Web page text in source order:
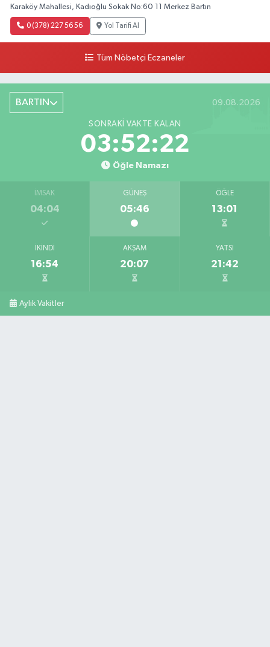
Karaköy Mahallesi, Kadıoğlu Sokak No:60 11 Merkez Bartın
0 (378) 227 56 56 Yol Tarifi Al
Tüm Nöbetçi Eczaneler
BARTIN 09.08.2026
SONRAKI VAKTE KALAN
03:52:21
Öğle Namazı
İMSAK
04:04
GÜNEŞ
05:46
ÖĞLE
13:01
İKINDI
16:54
AKŞAM
20:07
YATSI
21:42
Aylık Vakitler